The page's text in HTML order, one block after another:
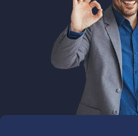
Immobilienvermittlung,
Immobilienbewertung und
Immobilienvermarktung
Sie sich zurück, während
Vorbereitungen treffen –
der Interessenten über die
Besichtigungsterminen bis
Notartermin und der
ANGEBOT – Sie sind aktuell